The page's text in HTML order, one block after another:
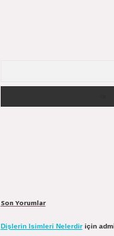
Son Yorumlar
Dişlerin Isimleri Nelerdiriçin